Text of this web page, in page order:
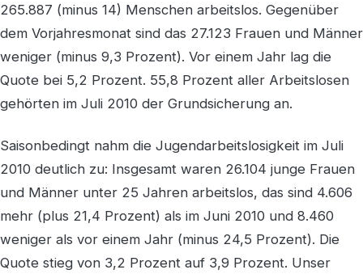
265.887 (minus 14) Menschen arbeitslos. Gegenüber
dem Vorjahresmonat sind das 27.123 Frauen und Männer
weniger (minus 9,3 Prozent). Vor einem Jahr lag die
Quote bei 5,2 Prozent. 55,8 Prozent aller Arbeitslosen
gehörten im Juli 2010 der Grundsicherung an.
Saisonbedingt nahm die Jugendarbeitslosigkeit im Juli
2010 deutlich zu: Insgesamt waren 26.104 junge Frauen
und Männer unter 25 Jahren arbeitslos, das sind 4.606
mehr (plus 21,4 Prozent) als im Juni 2010 und 8.460
weniger als vor einem Jahr (minus 24,5 Prozent). Die
Quote stieg von 3,2 Prozent auf 3,9 Prozent. Unser